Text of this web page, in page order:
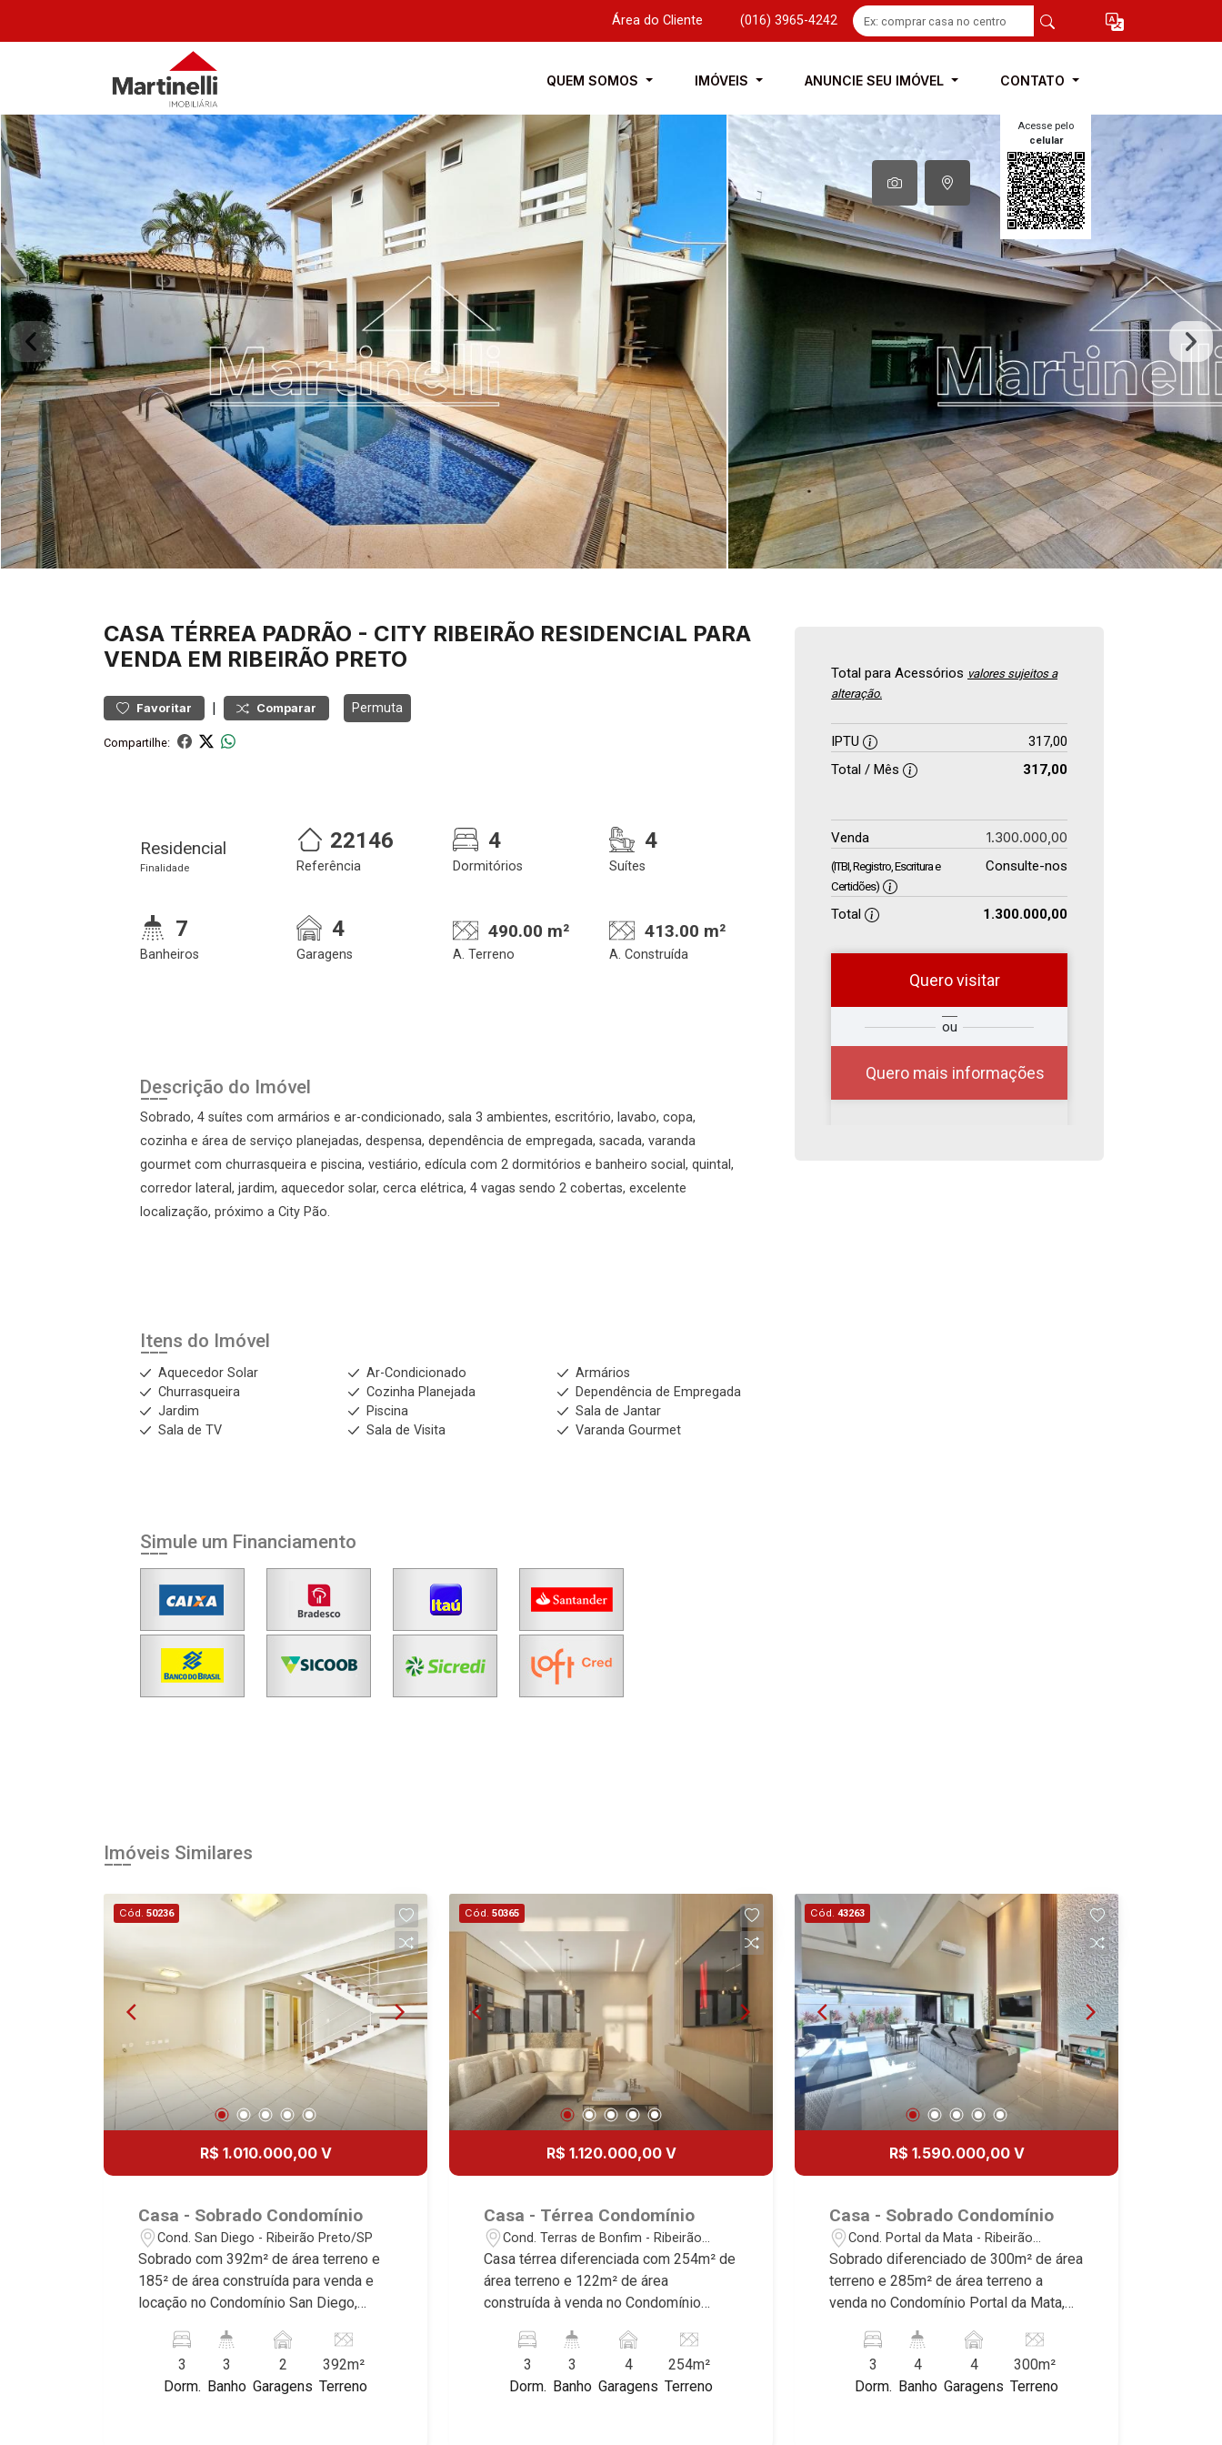
Área do Cliente (016) 3965-4242
QUEM SOMOS IMÓVEIS ANUNCIE SEU IMÓVEL CONTATO
Acesse pelo
celular
CASA TÉRREA PADRÃO - CITY RIBEIRÃO RESIDENCIAL PARA
VENDA EM RIBEIRÃO PRETO
Favoritar | Comparar Permuta
Compartilhe:
Residencial
Finalidade
22146
Referência
4
Dormitórios
4
Suítes
7
Banheiros
4
Garagens
490.00 m²
A. Terreno
413.00 m²
A. Construída
Descrição do Imóvel
Sobrado, 4 suítes com armários e ar-condicionado, sala 3 ambientes, escritório, lavabo, copa,
cozinha e área de serviço planejadas, despensa, dependência de empregada, sacada, varanda
gourmet com churrasqueira e piscina, vestiário, edícula com 2 dormitórios e banheiro social, quintal,
corredor lateral, jardim, aquecedor solar, cerca elétrica, 4 vagas sendo 2 cobertas, excelente
localização, próximo a City Pão.
Itens do Imóvel
Aquecedor Solar Ar-Condicionado
Armários
Churrasqueira
Cozinha Planejada
Dependência de Empregada
Jardim
Piscina
Sala de Jantar
Sala de TV
Sala de Visita Varanda Gourmet
Simule um Financiamento
Total para Acessórios valores sujeitos a
alteração.
IPTU
317,00
Total / Mês
317,00
Venda 1.300.000,00
(ITBI, Registro, Escritura e
Certidões)
Consulte-nos
Total 1.300.000,00
Quero visitar
ou
Quero mais informações
Qual o melhor dia e
horário para você?
Aug/Tue
19
Aug/Wed
20
Aug/Thu
21
22
Aug/Sat
08/08/2026
08h00
Fazer Agendamento
Login
Imóveis Similares
Cód. 50236
R$ 1.010.000,00 V
Casa - Sobrado Condomínio
Cond. San Diego - Ribeirão Preto/SP
Sobrado com 392m² de área terreno e
185² de área construída para venda e
locação no Condomínio San Diego,
Bairro Cond. San Diego, Ribeirão
Preto/SP. Conheça as características
deste imóvel que a Martinelli
3
Dorm.
3
Banho
2
Garagens
392m²
Terreno
Cód. 50365
R$ 1.120.000,00 V
Casa - Térrea Condomínio
Cond. Terras de Bonfim - Ribeirão
Preto/SP
Casa térrea diferenciada com 254m² de
área terreno e 122m² de área
construída à venda no Condomínio
Fregonezi - Bairro Cond. Terras de
Bonfim, Ribeirão Preto/SP. Conheça as
características deste imóvel que a
3
Dorm.
3
Banho
4
Garagens
254m²
Terreno
Cód. 43263
R$ 1.590.000,00 V
Casa - Sobrado Condomínio
Cond. Portal da Mata - Ribeirão
Preto/SP
Sobrado diferenciado de 300m² de área
terreno e 285m² de área terreno a
venda no Condomínio Portal da Mata,
Quinta da Boa Vista, Ribeirão Preto/SP.
Conheça as características deste
imóvel que a Martinelli Imobiliária
3
Dorm.
4
Banho
4
Garagens
300m²
Terreno